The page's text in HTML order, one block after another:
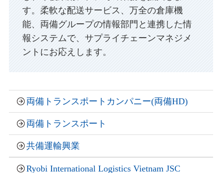
す。柔軟な配送サービス、万全の倉庫機
能、両備グループの情報部門と連携した情
報システムで、サプライチェーンマネジメ
ントにお応えします。
両備トランスポートカンパニー(両備HD)
両備トランスポート
共備運輸興業
Ryobi International Logistics Vietnam JSC